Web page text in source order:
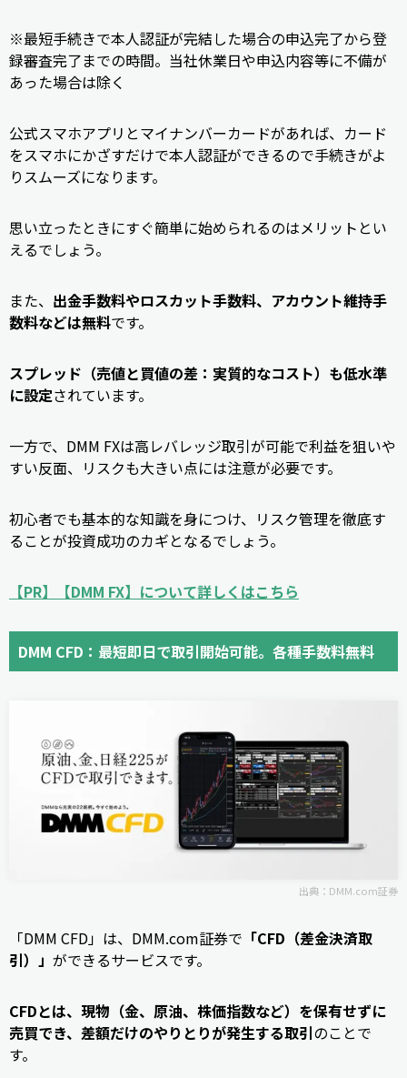
※最短手続きで本人認証が完結した場合の申込完了から登
録審査完了までの時間。当社休業日や申込内容等に不備が
あった場合は除く
公式スマホアプリとマイナンバーカードがあれば、カード
をスマホにかざすだけで本人認証ができるので手続きがよ
りスムーズになります。
思い立ったときにすぐ簡単に始められるのはメリットとい
えるでしょう。
また、 出金手数料やロスカット手数料、アカウント維持手
数料などは無料です。
スプレッド（売値と買値の差：実質的なコスト）も低水準
に設定されています。
一方で、DMM FXは高レバレッジ取引が可能で利益を狙いや
すい反面、リスクも大きい点には注意が必要です。
初心者でも基本的な知識を身につけ、リスク管理を徹底す
ることが投資成功のカギとなるでしょう。
【PR】【DMM FX】について詳しくはこちら
DMM CFD：最短即日で取引開始可能。各種手数料無料
出典：DMM.com証券
「DMM CFD」は、DMM.com証券で 「CFD（差金決済取
引）」 ができるサービスです。
CFDとは、現物（金、原油、株価指数など）を保有せずに
売買でき、差額だけのやりとりが発生する取引のことで
す。